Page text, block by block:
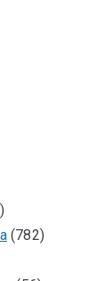
(782)